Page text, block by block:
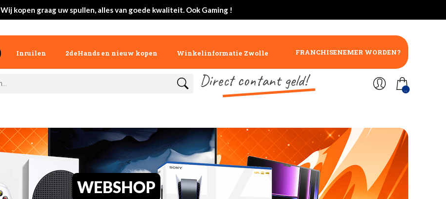
Wij kopen graag uw spullen, alles van goede kwaliteit. Ook Gaming !
Inruilen 2deHands en nieuw kopen Winkelinformatie Zwolle FRANCHISENEMER WORDEN?
Direct contant geld! ..
WEBSHOP